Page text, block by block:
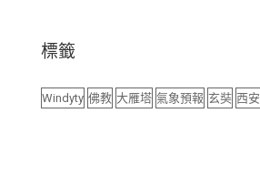
標籤
Windyty 佛教 大雁塔 氣象預報 玄奘 西安